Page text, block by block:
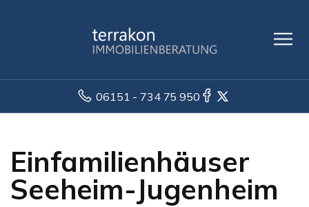
06151 - 734 75 950
Einfamilienhäuser
Seeheim-Jugenheim